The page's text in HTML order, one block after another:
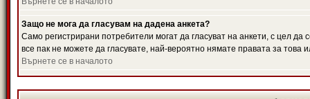
Защо не мога да гласувам на дадена анкета?
Само регистрирани потребители могат да гласуват на анкети, с цел
все пак не можете да гласувате, най-вероятно нямате правата за това
Върнете се в началото